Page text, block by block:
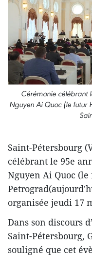
Cérémonie célébrant
Nguyen Ai Quoc (le futur
Saint-Pétersbourg
célébrant le 95e
Nguyen Ai Quoc
organisée jeudi 17
Dans son discours
Saint-Pétersbourg,
souligné que cet